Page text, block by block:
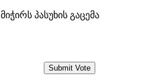
მიჭირს პასუხის გაცემა